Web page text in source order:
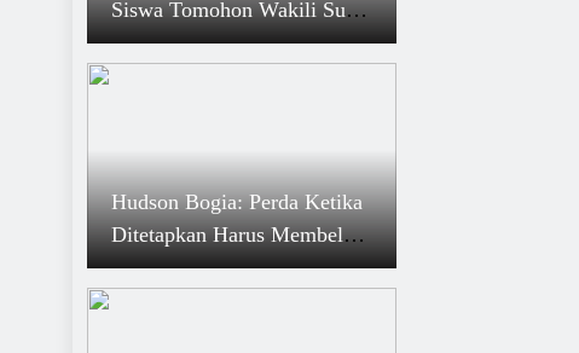
Siswa Tomohon Wakili Sulut
di O2SN Tingkat Nasional
Hudson Bogia: Perda Ketika
Ditetapkan Harus Membela
Kepentingan Masyarakat